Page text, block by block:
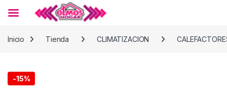
Inicio
Tienda CLIMATIZACION
-15%